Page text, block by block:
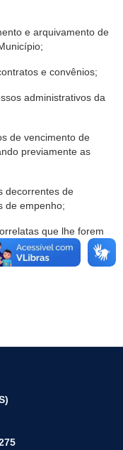
e arquivamento de
e convênios;
administrativos da
de vencimento de
previamente as
decorrentes de
de empenho;
que lhe forem
dentro da sua